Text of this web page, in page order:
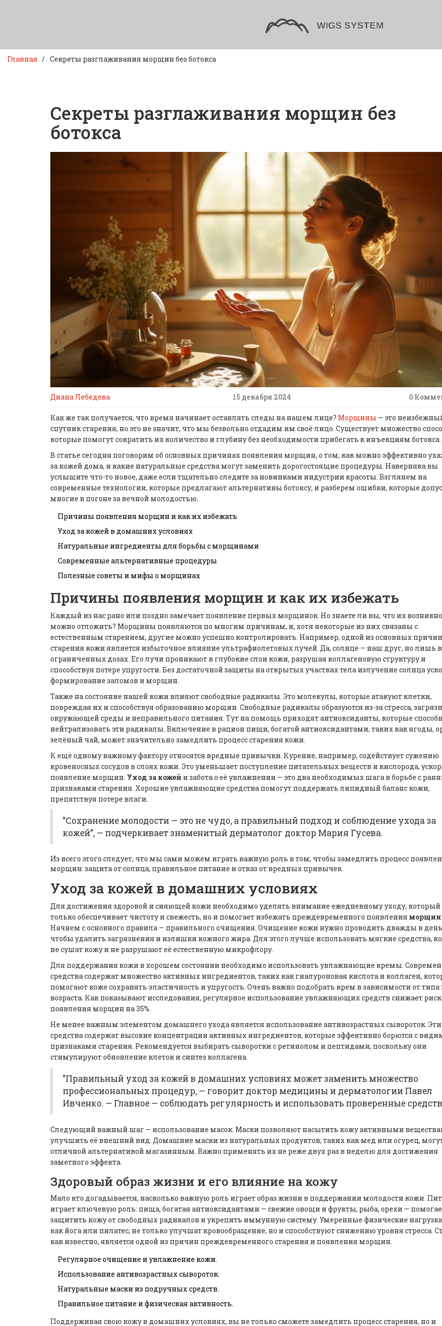
Главная Секреты разглаживания морщин без ботокса
Секреты разглаживания морщин без
ботокса
Диана Лебедева 15 декабря 2024 0
Как же так получается, что время начинает оставлять следы на нашем лице? Морщины — это
спутник старения, но это не значит, что мы безвольно отдадим им своё лицо. Существует множество
которые помогут сократить их количество и глубину без необходимости прибегать к инъекциям ботокса.
В статье сегодня поговорим об основных причинах появления морщин, о том, как можно эффективно
за кожей дома, и какие натуральные средства могут заменить дорогостоящие процедуры. Наверняка вы
услышите что-то новое, даже если тщательно следите за новинками индустрии красоты. Взглянем на
современные технологии, которые предлагают альтернативы ботоксу, и разберем ошибки, которые
многие в погоне за вечной молодостью.
Причины появления морщин и как их избежать
Уход за кожей в домашних условиях
Натуральные ингредиенты для борьбы с морщинами
Современные альтернативные процедуры
Полезные советы и мифы о морщинах
Причины появления морщин и как их избежать
Каждый из нас рано или поздно замечает появление первых морщинок. Но знаете ли вы, что их
можно отложить? Морщины появляются по многим причинам, и, хотя некоторые из них связаны с
естественным старением, другие можно успешно контролировать. Например, одной из основных причин
старения кожи является избыточное влияние ультрафиолетовых лучей. Да, солнце — наш друг, но лишь в
ограниченных дозах. Его лучи проникают в глубокие слои кожи, разрушая коллагеновую структуру и
способствуя потере упругости. Без достаточной защиты на открытых участках тела излучение солнца
формирование заломов и морщин.
Также на состояние нашей кожи влияют свободные радикалы. Это молекулы, которые атакуют клетки,
повреждая их и способствуя образованию морщин. Свободные радикалы образуются из-за стресса,
окружающей среды и неправильного питания. Тут на помощь приходят антиоксиданты, которые
нейтрализовать эти радикалы. Включение в рацион пищи, богатой антиоксидантами, таких как ягоды,
зелёный чай, может значительно замедлить процесс старения кожи.
К ещё одному важному фактору относятся вредные привычки. Курение, например, содействует сужению
кровеносных сосудов в слоях кожи. Это уменьшает поступление питательных веществ и кислорода,
появление морщин. Уход за кожей и забота о её увлажнении — это два необходимых шага в борьбе с
признаками старения. Хорошие увлажняющие средства помогут поддержать липидный баланс кожи,
препятствуя потере влаги.
"Сохранение молодости — это не чудо, а правильный подход и соблюдение ухода за
кожей", — подчеркивает знаменитый дерматолог доктор Мария Гусева.
Из всего этого следует, что мы сами можем играть важную роль в том, чтобы замедлить процесс
морщин: защита от солнца, правильное питание и отказ от вредных привычек.
Уход за кожей в домашних условиях
Для достижения здоровой и сияющей кожи необходимо уделять внимание ежедневному уходу, который
только обеспечивает чистоту и свежесть, но и помогает избежать преждевременного появления морщин
Начнем с основного правила — правильного очищения. Очищение кожи нужно проводить дважды в
чтобы удалить загрязнения и излишки кожного жира. Для этого лучше использовать мягкие средства,
не сушат кожу и не разрушают её естественную микрофлору.
Для поддержания кожи в хорошем состоянии необходимо использовать увлажняющие кремы.
средства содержат множество активных ингредиентов, таких как гиалуроновая кислота и коллаген,
помогают коже сохранять эластичность и упругость. Очень важно подобрать крем в зависимости от
возраста. Как показывают исследования, регулярное использование увлажняющих средств снижает риск
появления морщин на 35%.
Не менее важным элементом домашнего ухода является использование антивозрастных сывороток. Эти
средства содержат высокие концентрации активных ингредиентов, которые эффективно борются с
признаками старения. Рекомендуется выбирать сыворотки с ретинолом и пептидами, поскольку они
стимулируют обновление клеток и синтез коллагена.
"Правильный уход за кожей в домашних условиях может заменить множество
профессиональных процедур, — говорит доктор медицины и дерматологии Павел
Ивченко. — Главное — соблюдать регулярность и использовать проверенные
Следующий важный шаг — использование масок. Маски позволяют насытить кожу активными
улучшить её внешний вид. Домашние маски из натуральных продуктов, таких как мед или огурец,
отличной альтернативой магазинным. Важно применять их не реже двух раз в неделю для достижения
заметного эффекта.
Здоровый образ жизни и его влияние на кожу
Мало кто догадывается, насколько важную роль играет образ жизни в поддержании молодости кожи.
играет ключевую роль: пища, богатая антиоксидантами — свежие овощи и фрукты, рыба, орехи —
защитить кожу от свободных радикалов и укрепить иммунную систему. Умеренные физические
как йога или пилатес, не только улучшат кровообращение, но и способствуют снижению уровня стресса.
как известно, является одной из причин преждевременного старения и появления морщин.
Регулярное очищение и увлажнение кожи.
Использование антивозрастных сывороток.
Натуральные маски из подручных средств.
Правильное питание и физическая активность.
Поддерживая свою кожу в домашних условиях, вы не только сможете замедлить процесс старения, но и